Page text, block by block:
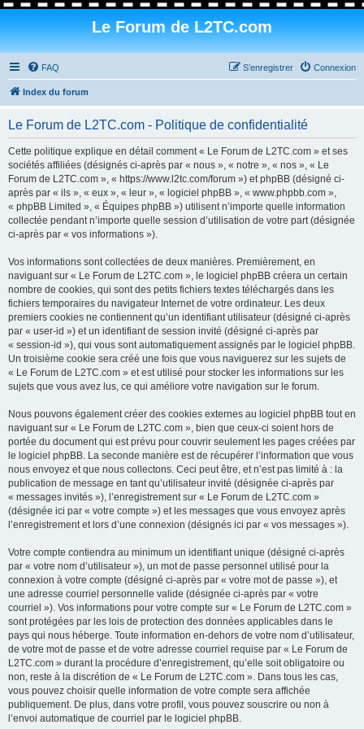
Le Forum de L2TC.com
FAQ Connexion
S’enregistrer
Index du forum
Le Forum de L2TC.com - Politique de confidentialité
Cette politique explique en détail comment « Le Forum de L2TC.com » et ses
sociétés affiliées (désignés ci-après par « nous », « notre », « nos », « Le
Forum de L2TC.com », « https://www.l2tc.com/forum ») et phpBB (désigné ci-
après par « ils », « eux », « leur », « logiciel phpBB », « www.phpbb.com »,
« phpBB Limited », « Équipes phpBB ») utilisent n’importe quelle information
collectée pendant n’importe quelle session d’utilisation de votre part (désignée
ci-après par « vos informations »).
Vos informations sont collectées de deux manières. Premièrement, en
naviguant sur « Le Forum de L2TC.com », le logiciel phpBB créera un certain
nombre de cookies, qui sont des petits fichiers textes téléchargés dans les
fichiers temporaires du navigateur Internet de votre ordinateur. Les deux
premiers cookies ne contiennent qu’un identifiant utilisateur (désigné ci-après
par « user-id ») et un identifiant de session invité (désigné ci-après par
« session-id »), qui vous sont automatiquement assignés par le logiciel phpBB.
Un troisième cookie sera créé une fois que vous naviguerez sur les sujets de
« Le Forum de L2TC.com » et est utilisé pour stocker les informations sur les
sujets que vous avez lus, ce qui améliore votre navigation sur le forum.
Nous pouvons également créer des cookies externes au logiciel phpBB tout en
naviguant sur « Le Forum de L2TC.com », bien que ceux-ci soient hors de
portée du document qui est prévu pour couvrir seulement les pages créées par
le logiciel phpBB. La seconde manière est de récupérer l’information que vous
nous envoyez et que nous collectons. Ceci peut être, et n’est pas limité à : la
publication de message en tant qu’utilisateur invité (désignée ci-après par
« messages invités »), l’enregistrement sur « Le Forum de L2TC.com »
(désignée ici par « votre compte ») et les messages que vous envoyez après
l’enregistrement et lors d’une connexion (désignés ici par « vos messages »).
Votre compte contiendra au minimum un identifiant unique (désigné ci-après
par « votre nom d’utilisateur »), un mot de passe personnel utilisé pour la
connexion à votre compte (désigné ci-après par « votre mot de passe »), et
une adresse courriel personnelle valide (désignée ci-après par « votre
courriel »). Vos informations pour votre compte sur « Le Forum de L2TC.com »
sont protégées par les lois de protection des données applicables dans le
pays qui nous héberge. Toute information en-dehors de votre nom d’utilisateur,
de votre mot de passe et de votre adresse courriel requise par « Le Forum de
L2TC.com » durant la procédure d’enregistrement, qu’elle soit obligatoire ou
non, reste à la discrétion de « Le Forum de L2TC.com ». Dans tous les cas,
vous pouvez choisir quelle information de votre compte sera affichée
publiquement. De plus, dans votre profil, vous pouvez souscrire ou non à
l’envoi automatique de courriel par le logiciel phpBB.